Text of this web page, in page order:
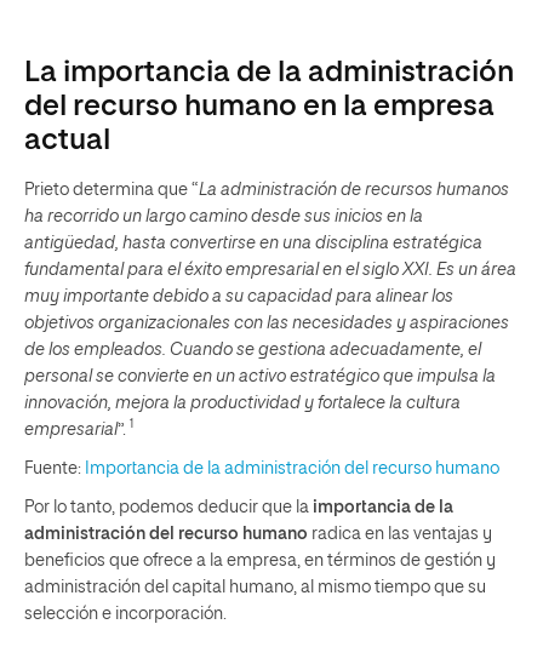
La importancia de la administración
del recurso humano en la empresa
actual
Prieto determina que “La administración de recursos humanos
ha recorrido un largo camino desde sus inicios en la
antigüedad, hasta convertirse en una disciplina estratégica
fundamental para el éxito empresarial en el siglo XXI. Es un área
muy importante debido a su capacidad para alinear los
objetivos organizacionales con las necesidades y aspiraciones
de los empleados. Cuando se gestiona adecuadamente, el
personal se convierte en un activo estratégico que impulsa la
innovación, mejora la productividad y fortalece la cultura
empresarial”. 1
Fuente: Importancia de la administración del recurso humano
Por lo tanto, podemos deducir que la importancia de la
administración del recurso humano radica en las ventajas y
beneficios que ofrece a la empresa, en términos de gestión y
administración del capital humano, al mismo tiempo que su
selección e incorporación.